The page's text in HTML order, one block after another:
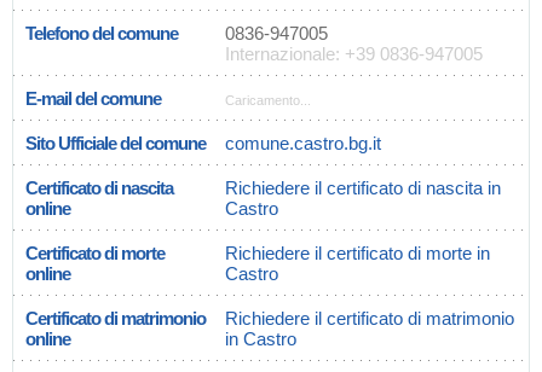
Telefono del comune
0836-947005
Internazionale: +39 0836-947005
E-mail del comune Caricamento...
Sito Ufficiale del comune comune.castro.bg.it
Certificato di nascita
online
Richiedere il certificato di nascita in
Castro
Certificato di morte
online
Richiedere il certificato di morte in
Castro
Certificato di matrimonio
online
Richiedere il certificato di matrimonio
in Castro